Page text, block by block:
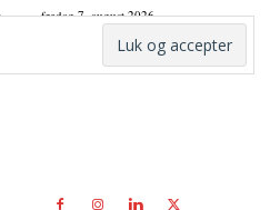
fredag 7. august 2026